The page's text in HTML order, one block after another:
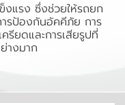
งแรง ซึ่งช่วยให้รถยก
รป้องกันอัคคีภัย การ
รียดและการเสียรูปที่
างมาก